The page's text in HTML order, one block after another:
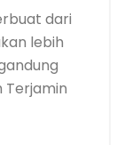
dari
lebih
Terjamin